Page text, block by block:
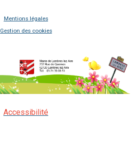
Mentions légales
Gestion des cookies
Accessibilité